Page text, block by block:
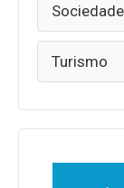
Sociedade
Turismo